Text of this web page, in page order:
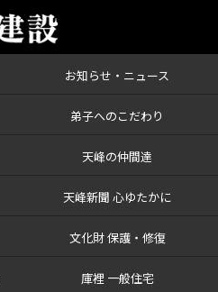
お知らせ・ニュース
弟子へのこだわり
天峰の仲間達
天峰新聞 心ゆたかに
文化財 保護・修復
庫裡 一般住宅